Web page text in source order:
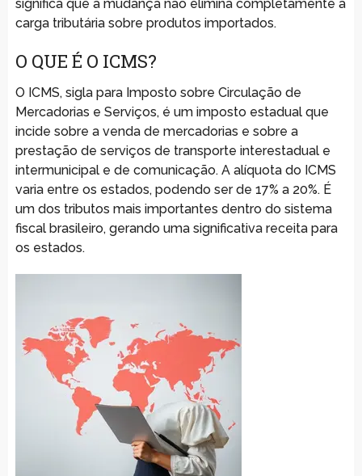
significa que a mudança não elimina completamente a
carga tributária sobre produtos importados.
O QUE É O ICMS?
O ICMS, sigla para Imposto sobre Circulação de
Mercadorias e Serviços, é um imposto estadual que
incide sobre a venda de mercadorias e sobre a
prestação de serviços de transporte interestadual e
intermunicipal e de comunicação. A alíquota do ICMS
varia entre os estados, podendo ser de 17% a 20%. É
um dos tributos mais importantes dentro do sistema
fiscal brasileiro, gerando uma significativa receita para
os estados.